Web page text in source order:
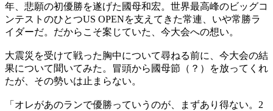
年、悲願の初優勝を遂げた國母和宏。世界最高峰のビッグコ
ンテストのひとつUS OPENを支えてきた常連、いや常勝ラ
イダーだ。だからこそ案じていた、今大会への想い。
大震災を受けて戦った胸中について尋ねる前に、今大会の結
果について聞いてみた。冒頭から國母節（？）を放ってくれ
たが、その勢いは止まらない。
「オレがあのランで優勝っていうのが、まずあり得ない。2